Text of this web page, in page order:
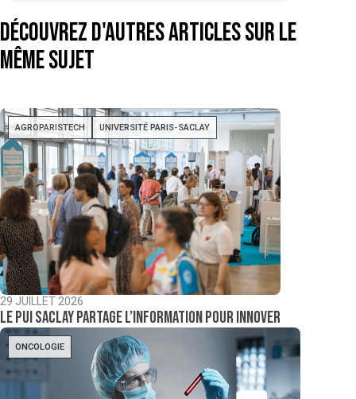
Découvrez d'autres articles sur le
même sujet
AGROPARISTECH UNIVERSITÉ PARIS-SACLAY
29 JUILLET 2026
Le PUI Saclay partage l’information pour innover
ONCOLOGIE